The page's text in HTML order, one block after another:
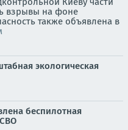
взрывы на фоне
также объявлена в
экологическая
беспилотная